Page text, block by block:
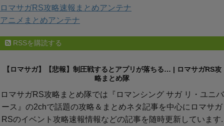
ロマサガRS攻略速報まとめアンテナ
アニメまとめアンテナ
RSSを購読する
【ロマサガ】【悲報】制圧戦するとアプリが落ちる… | ロマサガRS攻
略まとめ隊
ロマサガRS攻略まとめ隊では『ロマンシング サガ リ・ユニバ
ース』の2chで話題の攻略＆まとめネタ記事を中心にロマサガ
RSのイベント攻略速報情報などの記事を随時更新しています.